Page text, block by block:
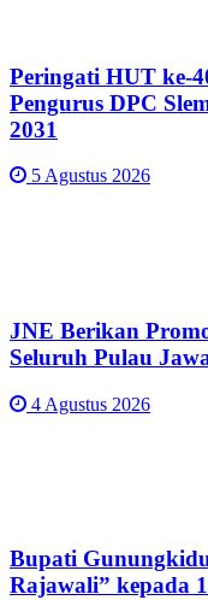
Peringati HUT ke-
Pengurus DPC
2031
5 Agustus 2026
JNE Berikan
Seluruh Pulau
4 Agustus 2026
Bupati
Rajawali” kepada